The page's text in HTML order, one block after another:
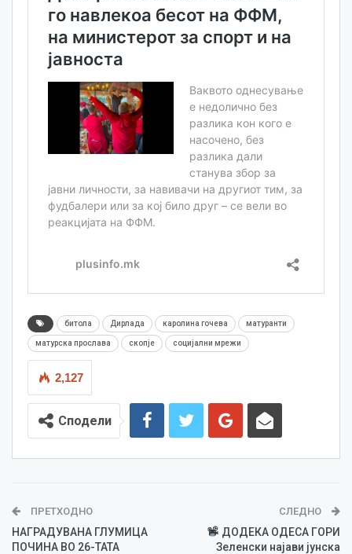
битола Дирлада каролина гочева матуранти
матурска прослава скопје социјални мрежи
2,127
Сподели
ПРЕТХОДНО
НАГРАДУВАНА ГЛУМИЦА
ПОЧИНА ВО 26-ТАТА
СЛЕДНО
ДОДЕКА ОДЕСА ГОРИ
Зеленски најави јунска